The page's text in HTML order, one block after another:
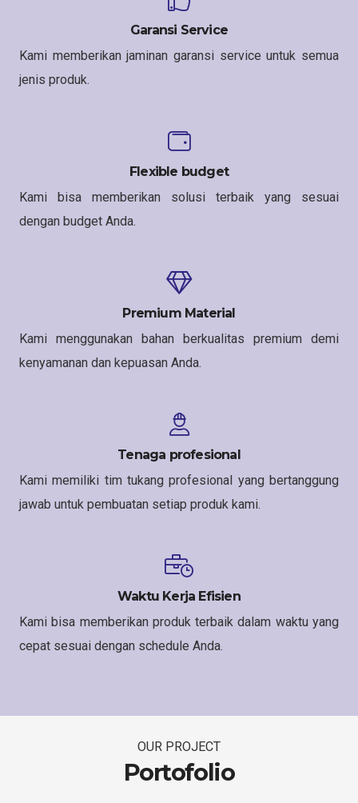
Garansi Service
Kami memberikan jaminan garansi service untuk semua
jenis produk.
Flexible budget
Kami bisa memberikan solusi terbaik yang sesuai
dengan budget Anda.
Premium Material
Kami menggunakan bahan berkualitas premium demi
kenyamanan dan kepuasan Anda.
Tenaga profesional
Kami memiliki tim tukang profesional yang bertanggung
jawab untuk pembuatan setiap produk kami.
Waktu Kerja Efisien
Kami bisa memberikan produk terbaik dalam waktu yang
cepat sesuai dengan schedule Anda.
OUR PROJECT
Portofolio